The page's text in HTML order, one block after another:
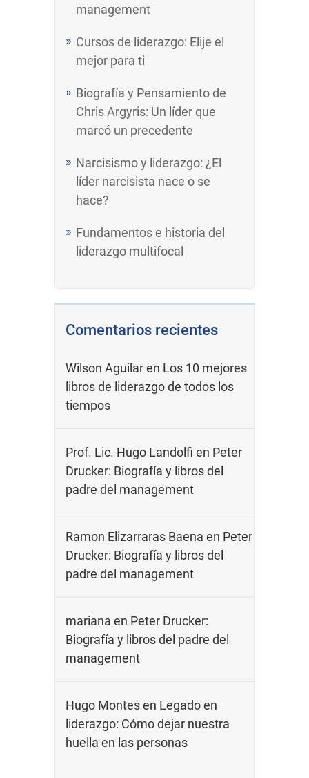
management
Cursos de liderazgo: Elije el
mejor para ti
Biografía y Pensamiento de
Chris Argyris: Un líder que
marcó un precedente
Narcisismo y liderazgo: ¿El
líder narcisista nace o se
hace?
Fundamentos e historia del
liderazgo multifocal
Comentarios recientes
Wilson Aguilaren Los 10 mejores
libros de liderazgo de todos los
tiempos
Prof. Lic. Hugo Landolfi en Peter
Drucker: Biografía y libros del
padre del management
Ramon Elizarraras Baena en Peter
Drucker: Biografía y libros del
padre del management
mariana en Peter Drucker:
Biografía y libros del padre del
management
Hugo Montesen Legado en
liderazgo: Cómo dejar nuestra
huella en las personas